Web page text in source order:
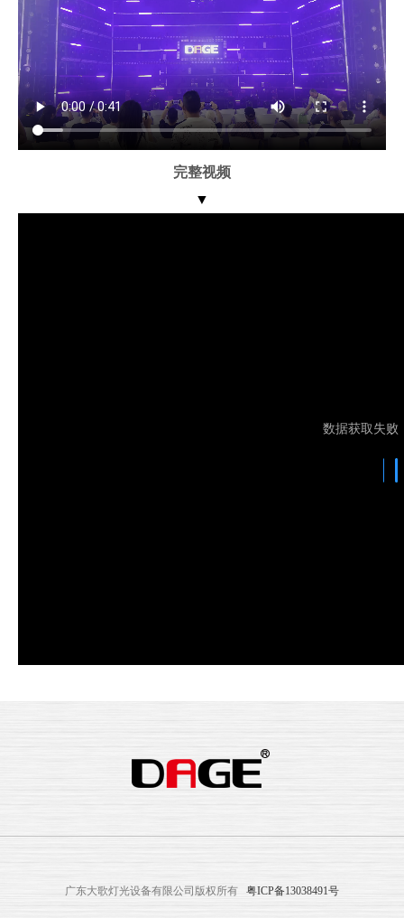
完整视频
▼
广东大歌灯光设备有限公司版权所有 粤ICP备13038491号